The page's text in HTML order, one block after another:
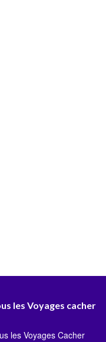
les Voyages cacher
les Voyages Cacher